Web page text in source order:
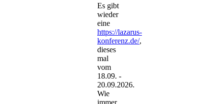
Es gibt
wieder
eine
https://lazarus-
konferenz.de/,
dieses
mal
vom
18.09. -
20.09.2026.
Wie
immer